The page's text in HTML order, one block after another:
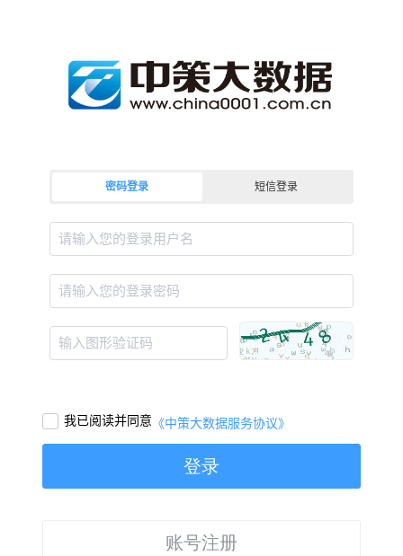
密码登录 短信登录
请输入您的登录用户名
请输入您的登录密码
输入图形验证码
我已阅读并同意 《中策大数据服务协议》
登录
账号注册